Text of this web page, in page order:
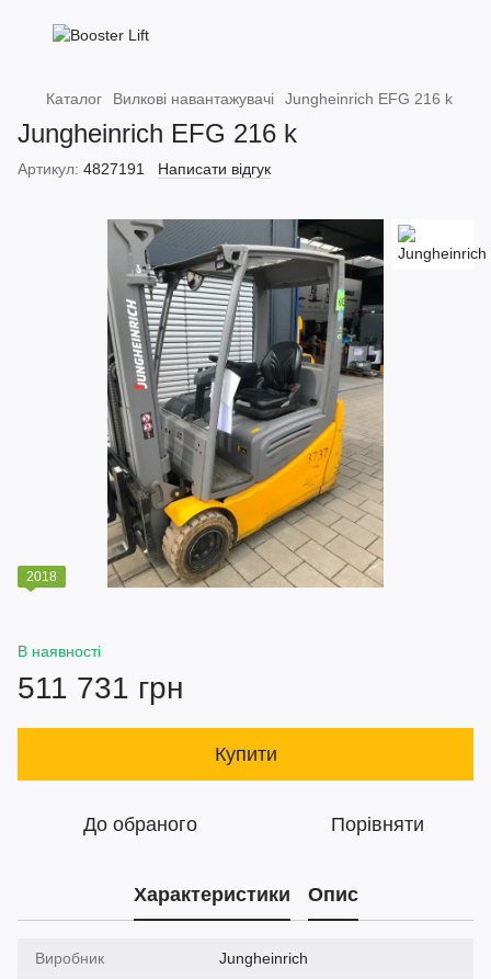
Каталог Вилкові навантажувачі Jungheinrich EFG 216 k
Jungheinrich EFG 216 k
Артикул: 4827191 Написати відгук
2018
В наявності
511 731 грн
Купити
До обраного Порівняти
Характеристики Опис
Виробник Jungheinrich